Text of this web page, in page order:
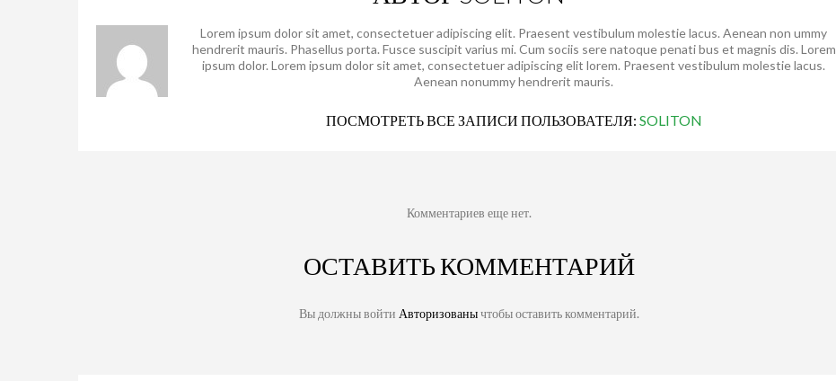
Lorem ipsum dolor sit amet, consectetuer adipiscing elit. Praesent vestibulum molestie lacus. Aenean non ummy
hendrerit mauris. Phasellus porta. Fusce suscipit varius mi. Cum sociis sere natoque penati bus et magnis dis. Lorem
ipsum dolor. Lorem ipsum dolor sit amet, consectetuer adipiscing elit lorem. Praesent vestibulum molestie lacus.
Aenean nonummy hendrerit mauris.
ПОСМОТРЕТЬ ВСЕ ЗАПИСИ ПОЛЬЗОВАТЕЛЯ: SOLITON
Комментариев еще нет.
ОСТАВИТЬ КОММЕНТАРИЙ
Вы должны войти Авторизованычтобы оставить комментарий.